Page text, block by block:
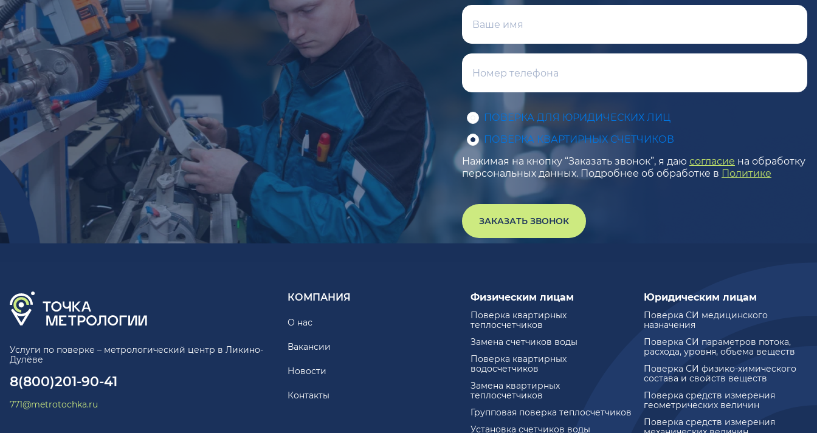
ПОВЕРКА ДЛЯ ЮРИДИЧЕСКИХ ЛИЦ
ПОВЕРКА КВАРТИРНЫХ СЧЕТЧИКОВ
Нажимая на кнопку “Заказать звонок”, я даю согласие на обработку
персональных данных. Подробнее об обработке в Политике
ЗАКАЗАТЬ ЗВОНОК
Услуги по поверке – метрологический центр в Ликино-
Дулёве
8(800)201-90-41
771@metrotochka.ru
КОМПАНИЯ
О нас
Вакансии
Новости
Контакты
Физическим лицам
Поверка квартирных
теплосчетчиков
Замена счетчиков воды
Поверка квартирных
водосчетчиков
Замена квартирных
теплосчетчиков
Групповая поверка теплосчетчиков
Установка счетчиков воды
Юридическим лицам
Поверка СИ медицинского
назначения
Поверка СИ параметров потока,
расхода, уровня, объема веществ
Поверка СИ физико-химического
состава и свойств веществ
Поверка средств измерения
геометрических величин
Поверка средств измерения